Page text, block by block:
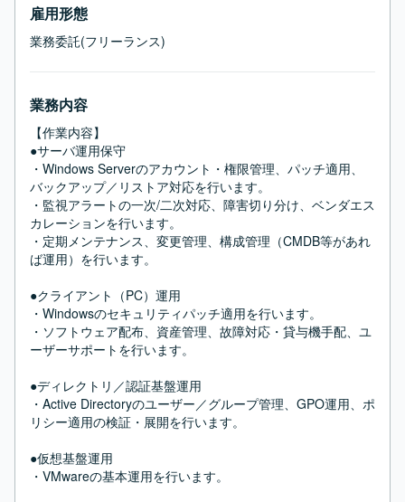
雇用形態
業務委託(フリーランス)
業務内容
【作業内容】
●サーバ運用保守
・Windows Serverのアカウント・権限管理、パッチ適用、
バックアップ／リストア対応を行います。
・監視アラートの一次/二次対応、障害切り分け、ベンダエス
カレーションを行います。
・定期メンテナンス、変更管理、構成管理（CMDB等があれ
ば運用）を行います。
●クライアント（PC）運用
・Windowsのセキュリティパッチ適用を行います。
・ソフトウェア配布、資産管理、故障対応・貸与機手配、ユ
ーザーサポートを行います。
●ディレクトリ／認証基盤運用
・Active Directoryのユーザー／グループ管理、GPO運用、ポ
リシー適用の検証・展開を行います。
●仮想基盤運用
・VMwareの基本運用を行います。